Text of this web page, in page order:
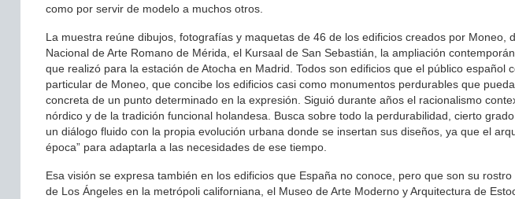
como por servir de modelo a muchos otros.
La muestra reúne dibujos, fotografías y maquetas de 46 de los edificios creados por Moneo,
Nacional de Arte Romano de Mérida, el Kursaal de San Sebastián, la ampliación
que realizó para la estación de Atocha en Madrid. Todos son edificios que el público español
particular de Moneo, que concibe los edificios casi como monumentos perdurables que
concreta de un punto determinado en la expresión. Siguió durante años el racionalismo
nórdico y de la tradición funcional holandesa. Busca sobre todo la perdurabilidad, cierto
un diálogo fluido con la propia evolución urbana donde se insertan sus diseños, ya que el
época” para adaptarla a las necesidades de ese tiempo.
Esa visión se expresa también en los edificios que España no conoce, pero que son su
de Los Ángeles en la metrópoli californiana, el Museo de Arte Moderno y Arquitectura de